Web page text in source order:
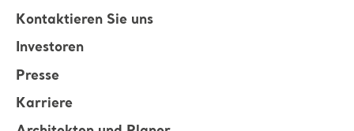
Kontaktieren Sie uns
Investoren
Presse
Karriere